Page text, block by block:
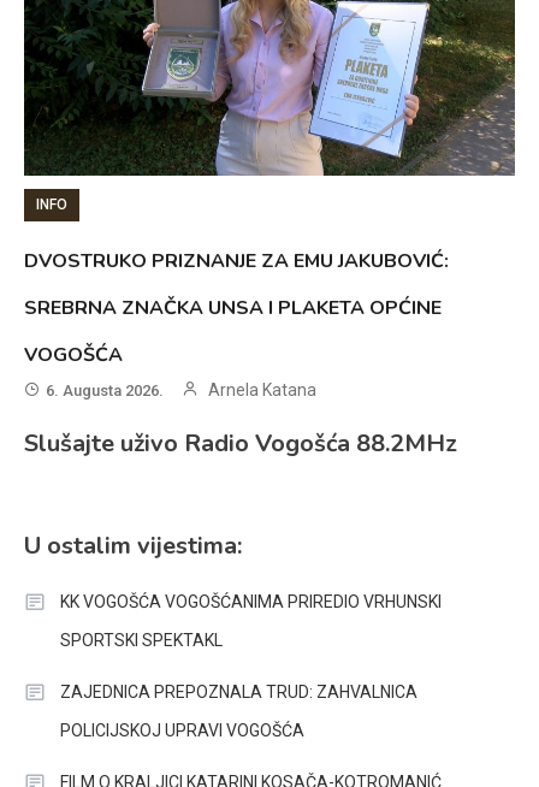
INFO
DVOSTRUKO PRIZNANJE ZA EMU JAKUBOVIĆ:
SREBRNA ZNAČKA UNSA I PLAKETA OPĆINE
VOGOŠĆA
6. Augusta 2026. Arnela Katana
Slušajte uživo Radio Vogošća 88.2MHz
U ostalim vijestima:
KK VOGOŠĆA VOGOŠĆANIMA PRIREDIO VRHUNSKI
SPORTSKI SPEKTAKL
ZAJEDNICA PREPOZNALA TRUD: ZAHVALNICA
POLICIJSKOJ UPRAVI VOGOŠĆA
FILM O KRALJICI KATARINI KOSAČA-KOTROMANIĆ